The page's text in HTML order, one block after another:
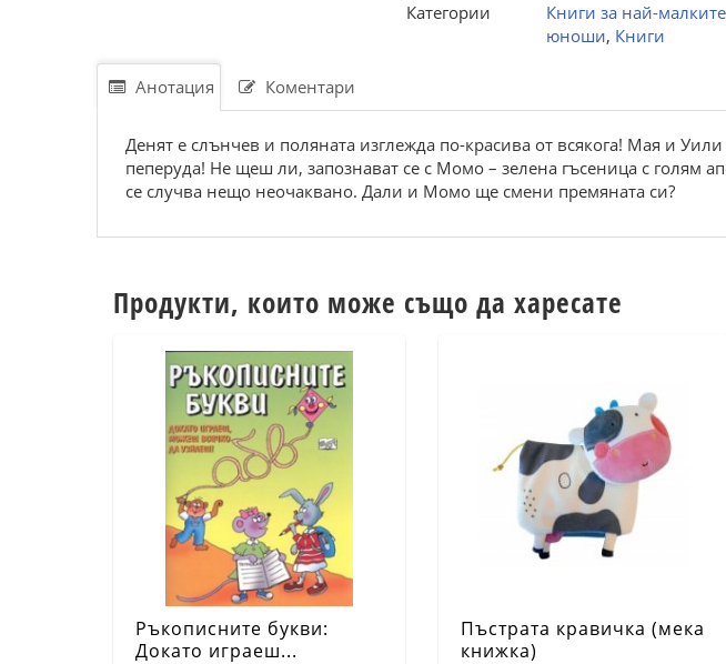
Категории
Книги за най-малките
юноши, Книги
Анотация Коментари
Денят е слънчев и поляната изглежда по-красива от всякога! Мая и
пеперуда! Не щеш ли, запознават се с Момо – зелена гъсеница с голям
се случва нещо неочаквано. Дали и Момо ще смени премяната си?
Продукти, които може също да харесате
Ръкописните букви:
Докато играеш...
Пъстрата кравичка (мека
книжка)